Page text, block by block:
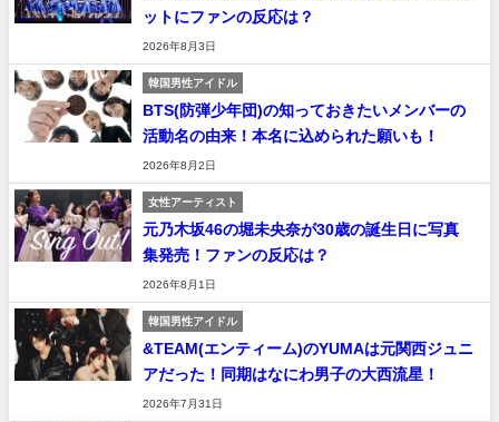
ットにファンの反応は？
2026年8月3日
韓国男性アイドル
BTS(防弾少年団)の知っておきたいメンバーの
活動名の由来！本名に込められた願いも！
2026年8月2日
女性アーティスト
元乃木坂46の堀未央奈が30歳の誕生日に写真
集発売！ファンの反応は？
2026年8月1日
韓国男性アイドル
&TEAM(エンティーム)のYUMAは元関西ジュニ
アだった！同期はなにわ男子の大西流星！
2026年7月31日